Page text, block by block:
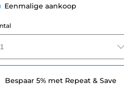
Eenmalige aankoop
1
Bespaar 5% met Repeat & Save